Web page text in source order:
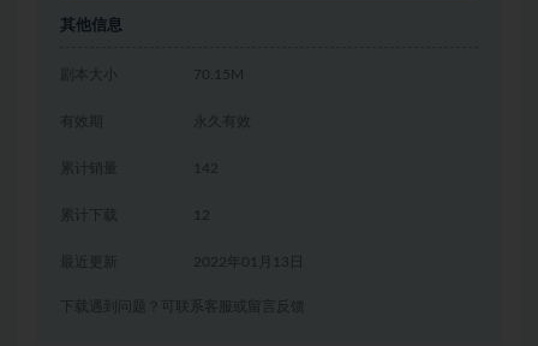
其他信息
剧本大小 70.15M
有效期 永久有效
累计销量 142
累计下载 12
2022年01月13日
下载遇到问题？可联系客服或留言反馈